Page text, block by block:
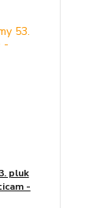
pluk
-